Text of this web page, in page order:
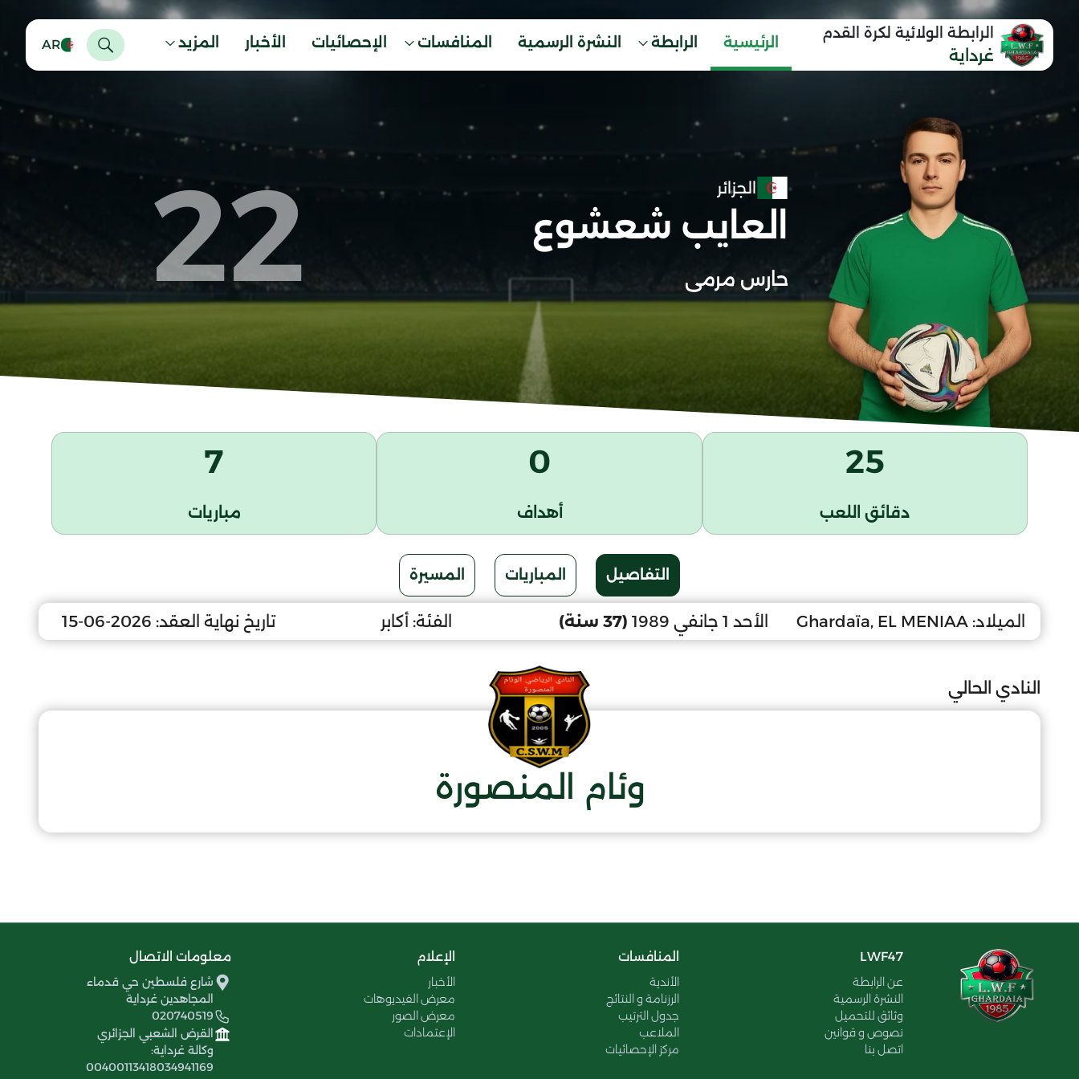
الرابطة الولائية لكرة القدم
غرداية
الرئيسية الرابطة النشرة الرسمية المنافسات الإحصائيات الأخبار المزيد AR
الجزائر
العايب شعشوع
حارس مرمى 22
25
دقائق اللعب
0
أهداف
7
مباريات
التفاصيل المباريات المسيرة
الميلاد: Ghardaïa, EL MENIAA الأحد 1 جانفي 1989 (37 سنة) الفئة: أكابر تاريخ نهاية العقد: 2026-06-15
النادي الحالي
وئام المنصورة
LWF47
عن الرابطة
النشرة الرسمية
وثائق للتحميل
نصوص و قوانين
اتصل بنا
المنافسات
الأندية
الرزنامة و النتائج
جدول الترتيب
الملاعب
مركز الإحصائيات
الإعلام
الأخبار
معرض الفيديوهات
معرض الصور
الإعتمادات
معلومات الاتصال
شارع فلسطين حي قدماء
المجاهدين غرداية
020740519
القرض الشعبي الجزائري
وكالة غرداية:
00400113418034941169